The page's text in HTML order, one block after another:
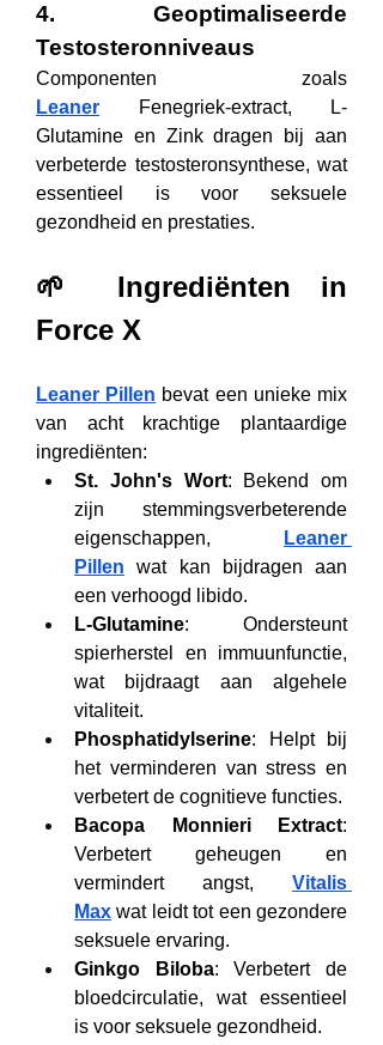
4. Geoptimaliseerde
Testosteronniveaus
Leaner Fenegriek-extract, L-
Glutamine en Zink dragen bij aan
verbeterde testosteronsynthese, wat
essentieel is voor seksuele
gezondheid en prestaties.
🌱 Ingrediënten in
Force X
Leaner Pillen bevat een unieke mix
van acht krachtige plantaardige
ingrediënten:
St. John's Wort: Bekend om
zijn stemmingsverbeterende
eigenschappen,
Leaner
Pillen wat kan bijdragen aan
een verhoogd libido.
L-Glutamine: Ondersteunt
spierherstel en immuunfunctie,
wat bijdraagt aan algehele
vitaliteit.
Phosphatidylserine: Helpt bij
het verminderen van stress en
verbetert de cognitieve functies.
Bacopa Monnieri Extract:
Verbetert geheugen en
vermindert angst, Vitalis
Max wat leidt tot een gezondere
seksuele ervaring.
Ginkgo Biloba: Verbetert de
bloedcirculatie, wat essentieel
is voor seksuele gezondheid.